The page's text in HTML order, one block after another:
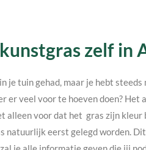
zelf in
je tuin gehad, maar je hebt
er veel voor te hoeven doen?
alleen voor dat het gras zijn
natuurlijk eerst gelegd worden.